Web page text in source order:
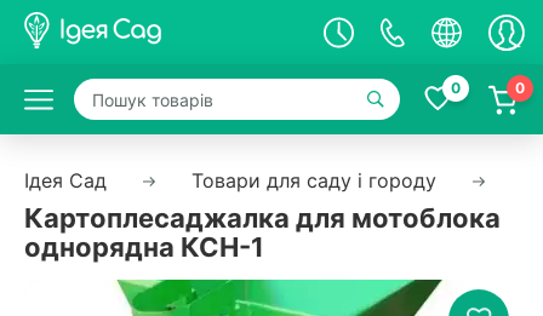
0 0
Ідея Сад Товари для саду і городу
Картоплесаджалка для мотоблока
однорядна КСН-1